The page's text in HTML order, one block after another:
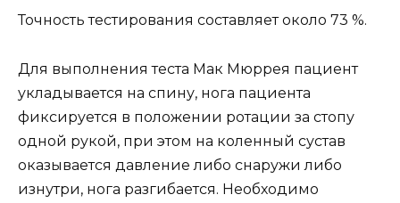
Точность тестирования составляет около 73 %.
Для выполнения теста Мак Мюррея пациент
укладывается на спину, нога пациента
фиксируется в положении ротации за стопу
одной рукой, при этом на коленный сустав
оказывается давление либо снаружи либо
изнутри, нога разгибается. Необходимо